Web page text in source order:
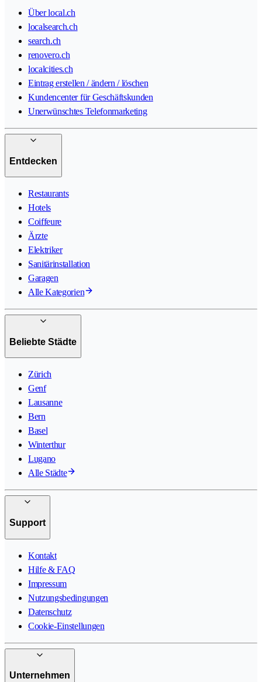
Über local.ch
localsearch.ch
search.ch
renovero.ch
localcities.ch
Eintrag erstellen / ändern / löschen
Kundencenter für Geschäftskunden
Unerwünschtes Telefonmarketing
Entdecken
Restaurants
Hotels
Coiffeure
Ärzte
Elektriker
Sanitärinstallation
Garagen
Alle Kategorien
Beliebte Städte
Zürich
Genf
Lausanne
Bern
Basel
Winterthur
Lugano
Alle Städte
Support
Kontakt
Hilfe & FAQ
Impressum
Nutzungsbedingungen
Datenschutz
Cookie-Einstellungen
Unternehmen